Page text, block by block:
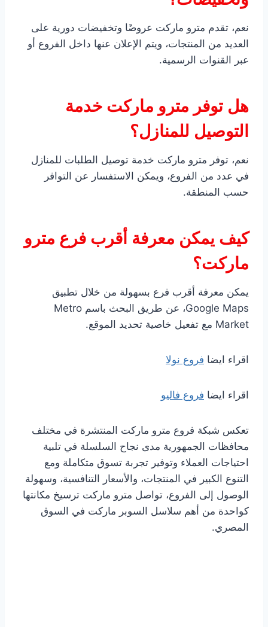
نعم، تقدم مترو ماركت عروضًا وتخفيضات دورية على
العديد من المنتجات، ويتم الإعلان عنها داخل الفروع أو
عبر القنوات الرسمية.
هل توفر مترو ماركت خدمة
التوصيل للمنازل؟
نعم، توفر مترو ماركت خدمة توصيل الطلبات للمنازل
في عدد من الفروع، ويمكن الاستفسار عن التوافر
حسب المنطقة.
كيف يمكن معرفة أقرب فرع مترو
ماركت؟
يمكن معرفة أقرب فرع بسهولة من خلال تطبيق
Google Maps، عن طريق البحث باسم Metro
Market مع تفعيل خاصية تحديد الموقع.
اقراء ايضا فروع نولا
اقراء ايضا فروع فاليو
تعكس شبكة فروع مترو ماركت المنتشرة في مختلف
محافظات الجمهورية مدى نجاح السلسلة في تلبية
احتياجات العملاء وتوفير تجربة تسوق متكاملة ومع
التنوع الكبير في المنتجات، والأسعار التنافسية، وسهولة
الوصول إلى الفروع، تواصل مترو ماركت ترسيخ مكانتها
كواحدة من أهم سلاسل السوبر ماركت في السوق
المصري.